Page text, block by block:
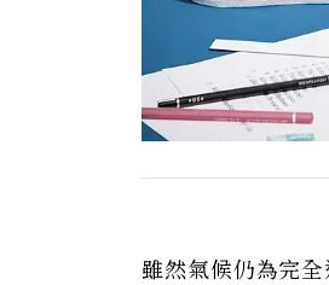
雖然氣候仍為完